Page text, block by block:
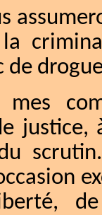
de
mes